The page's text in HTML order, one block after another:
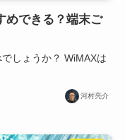
めできる？端末ご
しょうか？ WiMAXは
河村亮介